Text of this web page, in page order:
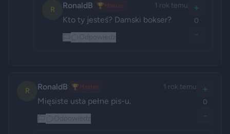
R RonaldB 🏆Master 1 rok temu
Kto ty jesteś? Damski bokser?
+
0
-
R RonaldB 🏆Master 1 rok temu
Mięsiste usta pełne pis-u.
+
0
-